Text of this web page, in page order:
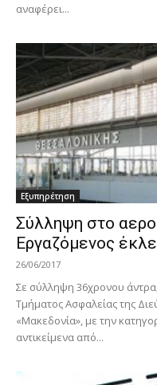
αναφέρει...
Εξυπηρέτηση
Σύλληψη στο
Εργαζόμενος
26/06/2017
Σε σύλληψη 36χρονου
Τμήματος Ασφαλείας της
«Μακεδονία», με την
αντικείμενα από...